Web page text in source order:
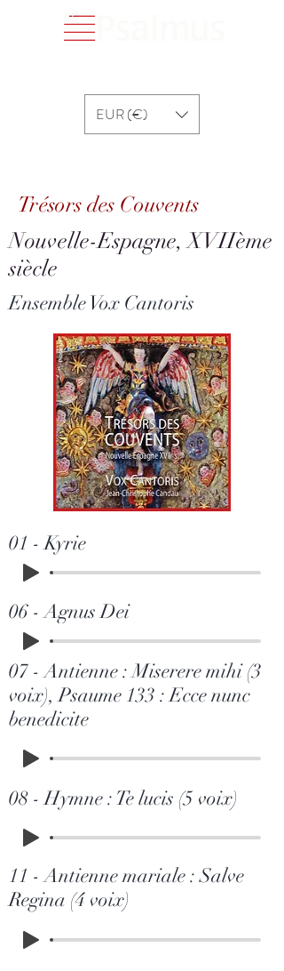
EUR (€)
Trésors des Couvents
Nouvelle-Espagne, XVIIème
siècle
Ensemble Vox Cantoris
01 - Kyrie
06 - Agnus Dei
07 - Antienne : Miserere mihi (3
voix), Psaume 133 : Ecce nunc
benedicite
08 - Hymne : Te lucis (5 voix)
11 - Antienne mariale : Salve
Regina (4 voix)